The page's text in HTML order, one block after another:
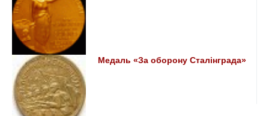
Медаль «За оборону Сталінграда»